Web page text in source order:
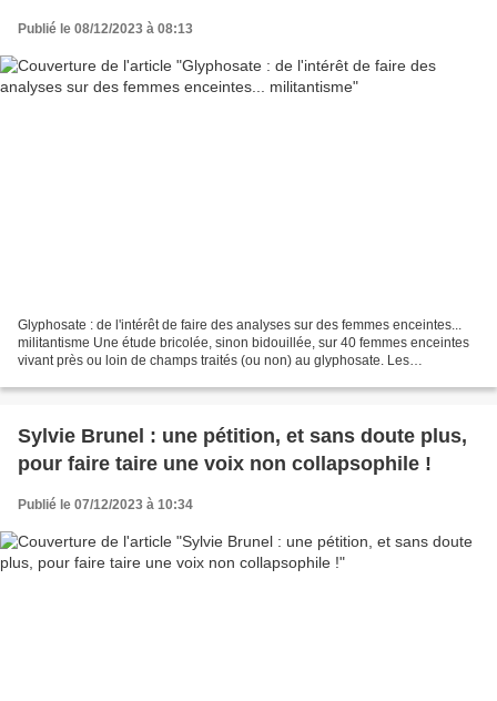
Publié le 08/12/2023 à 08:13
Glyphosate : de l'intérêt de faire des analyses sur des femmes enceintes...
militantisme Une étude bricolée, sinon bidouillée, sur 40 femmes enceintes
vivant près ou loin de champs traités (ou non) au glyphosate. Les
Sylvie Brunel : une pétition, et sans doute plus,
pour faire taire une voix non collapsophile !
Publié le 07/12/2023 à 10:34